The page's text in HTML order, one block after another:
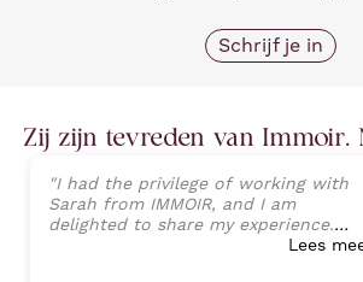
Schrijf je in
Zij zijn tevreden van Immoir.
"I had the privilege of working with
Sarah from IMMOIR, and I am
delighted to share my experience.
Sarah exhibited an exceptional level
Lees